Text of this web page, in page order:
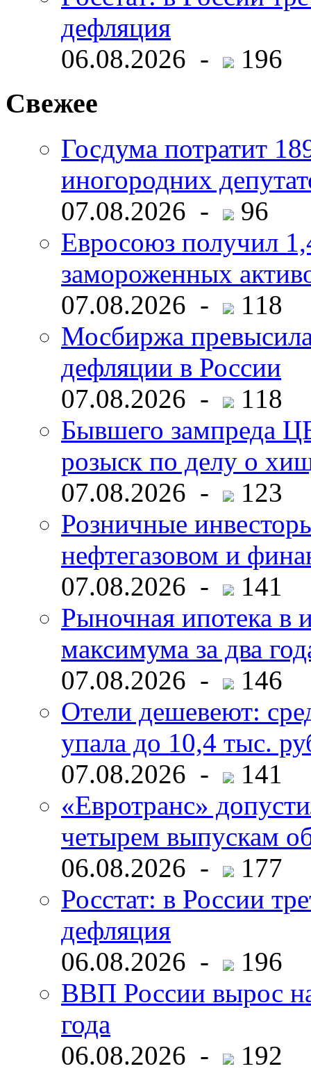
дефляция
06.08.2026 -
196
Свежее
Госдума потратит
иногородних
07.08.2026 -
96
Евросоюз получил
замороженных
07.08.2026 -
118
Мосбиржа
дефляции в России
07.08.2026 -
118
Бывшего зампреда
розыск по делу о
07.08.2026 -
123
Розничные
нефтегазовом и
07.08.2026 -
141
Рыночная ипотека в
максимума за два
07.08.2026 -
146
Отели дешевеют:
упала до 10,4 тыс.
07.08.2026 -
141
«Евротранс»
четырем выпускам
06.08.2026 -
177
Росстат: в России
дефляция
06.08.2026 -
196
ВВП России вырос
года
06.08.2026 -
192